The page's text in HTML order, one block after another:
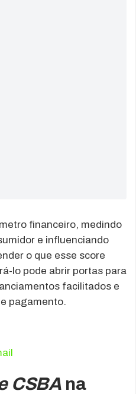
financeiro, medindo
e influenciando
o que esse score
lo pode abrir portas para
facilitados e
pagamento.
CSBA na